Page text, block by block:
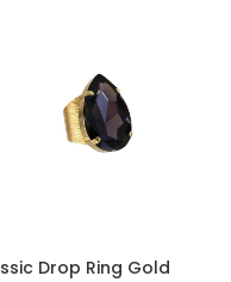
Drop Ring Gold